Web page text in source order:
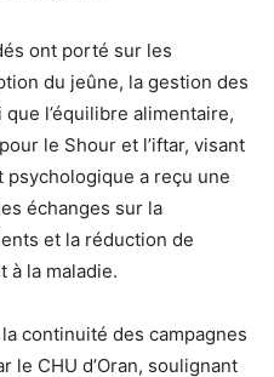
ont porté sur les
du jeûne, la gestion des
l’équilibre alimentaire,
le Shour et l’iftar, visant
psychologique a reçu une
échanges sur la
et la réduction de
à la maladie.
continuité des campagnes
le CHU d’Oran, soulignant